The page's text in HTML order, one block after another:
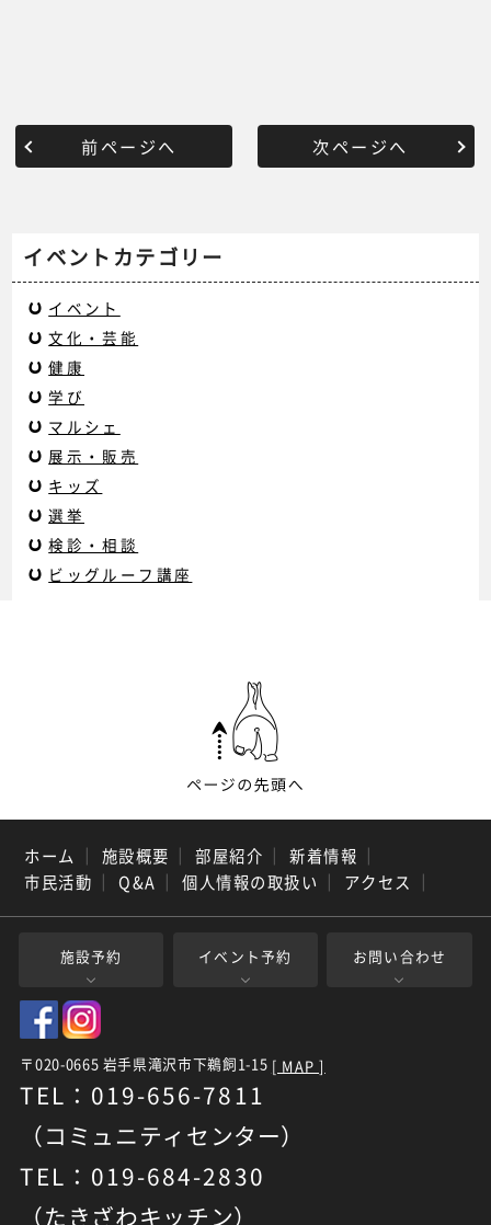
前ページへ 次ページへ
イベントカテゴリー
イベント
文化・芸能
健康
学び
マルシェ
展示・販売
キッズ
選挙
検診・相談
ビッグルーフ講座
ホーム ｜ 施設概要 ｜ 部屋紹介 ｜ 新着情報 ｜
市民活動 ｜ Q&A ｜ 個人情報の取扱い ｜ アクセス ｜
施設予約 イベント予約 お問い合わせ
〒020-0665 岩手県滝沢市下鵜飼1-15 [ MAP ]
TEL：019-656-7811
（コミュニティセンター）
TEL：019-684-2830
（たきざわキッチン）